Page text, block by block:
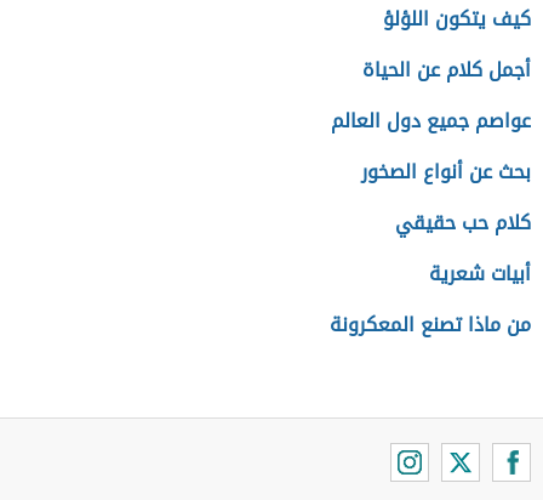
كيف يتكون اللؤلؤ
أجمل كلام عن الحياة
عواصم جميع دول العالم
بحث عن أنواع الصخور
كلام حب حقيقي
أبيات شعرية
من ماذا تصنع المعكرونة